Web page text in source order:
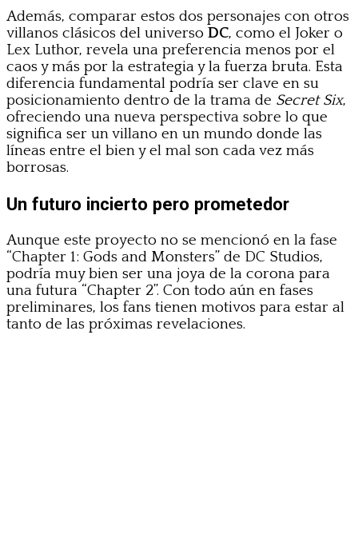
Además, comparar estos dos personajes con otros
villanos clásicos del universo DC, como el Joker o
Lex Luthor, revela una preferencia menos por el
caos y más por la estrategia y la fuerza bruta. Esta
diferencia fundamental podría ser clave en su
posicionamiento dentro de la trama de Secret Six,
ofreciendo una nueva perspectiva sobre lo que
significa ser un villano en un mundo donde las
líneas entre el bien y el mal son cada vez más
borrosas.
Un futuro incierto pero prometedor
Aunque este proyecto no se mencionó en la fase
“Chapter 1: Gods and Monsters” de DC Studios,
podría muy bien ser una joya de la corona para
una futura “Chapter 2”. Con todo aún en fases
preliminares, los fans tienen motivos para estar al
tanto de las próximas revelaciones.